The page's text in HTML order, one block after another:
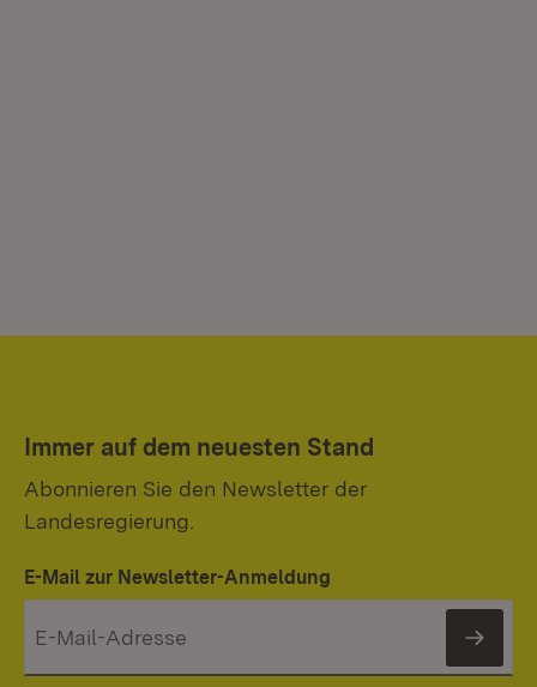
Immer auf dem neuesten Stand
Abonnieren Sie den Newsletter der
Landesregierung.
E-Mail zur Newsletter-Anmeldung